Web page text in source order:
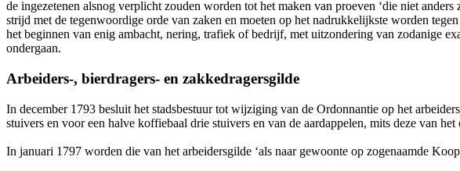
de ingezetenen alsnog verplicht zouden worden tot het maken van proeven ‘die niet
strijd met de tegenwoordige orde van zaken en moeten op het nadrukkelijkste worden
het beginnen van enig ambacht, nering, trafiek of bedrijf, met uitzondering van zodanige
ondergaan.
Arbeiders-, bierdragers- en zakkedragersgilde
In december 1793 besluit het stadsbestuur tot wijziging van de Ordonnantie op het
stuivers en voor een halve koffiebaal drie stuivers en van de aardappelen, mits deze van
In januari 1797 worden die van het arbeidersgilde ‘als naar gewoonte op zogenaamde